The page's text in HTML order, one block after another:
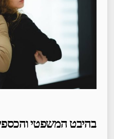
בהיבט המשפטי והכספי